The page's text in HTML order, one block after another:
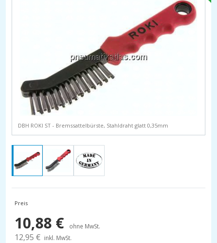
DBH ROKI ST - Bremssattelbürste, Stahldraht glatt 0,35mm
Preis
10,88 € ohne MwSt.
12,95 € inkl. MwSt.